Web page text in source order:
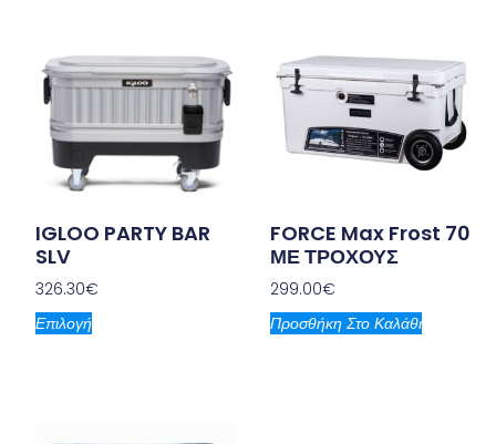
IGLOO PARTY BAR
SLV
326.30€
Επιλογή
FORCE Max Frost 70
ΜΕ ΤΡΟΧΟΥΣ
299.00€
Προσθήκη Στο Καλάθι